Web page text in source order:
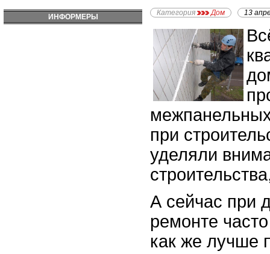
ИНФОРМЕРЫ Категория Дом 13
при
уделяли
А сейчас при
ремонте
как же лучше